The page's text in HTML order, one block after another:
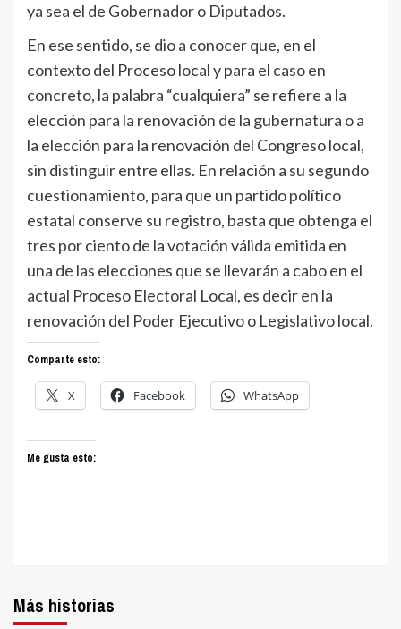
ya sea el de Gobernador o Diputados.
En ese sentido, se dio a conocer que, en el
contexto del Proceso local y para el caso en
concreto, la palabra “cualquiera” se refiere a la
elección para la renovación de la gubernatura o a
la elección para la renovación del Congreso local,
sin distinguir entre ellas. En relación a su segundo
cuestionamiento, para que un partido político
estatal conserve su registro, basta que obtenga el
tres por ciento de la votación válida emitida en
una de las elecciones que se llevarán a cabo en el
actual Proceso Electoral Local, es decir en la
renovación del Poder Ejecutivoo Legislativo local.
Comparte esto:
X Facebook WhatsApp
Me gusta esto:
Más historias